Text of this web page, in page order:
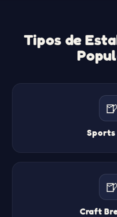
Tipos de
🍺
Sports
🍺
Craft